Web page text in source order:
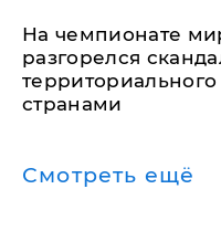
На чемпионате
разгорелся
странами
Смотреть ещё